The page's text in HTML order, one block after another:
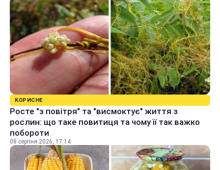
КОРИСНЕ
Росте "з повітря" та "висмоктує" життя з
рослин: що таке повитиця та чому її так важко
побороти
08 серпня 2026, 17:14